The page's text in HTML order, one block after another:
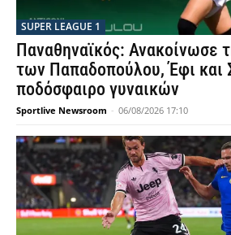
SUPER LEAGUE 1
Παναθηναϊκός: Ανακοίνωσε
των Παπαδοπούλου, Έφι και
ποδόσφαιρο γυναικών
Sportlive Newsroom - 06/08/2026 17:10